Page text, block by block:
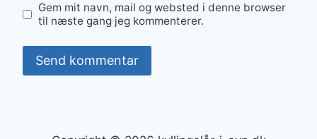
Gem mit navn, mail og websted i denne browser
til næste gang jeg kommenterer.